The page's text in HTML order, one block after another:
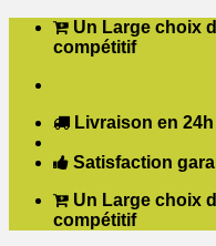
Passer Un Large choix
compétitif
Livraison en 24h
Satisfaction
Un Large choix
compétitif